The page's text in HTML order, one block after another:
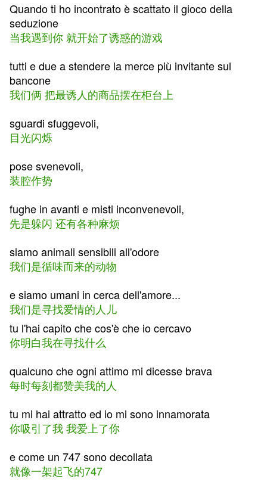
Quando ti ho incontrato è scattato il gioco della
seduzione
当我遇到你 就开始了诱惑的游戏
tutti e due a stendere la merce più invitante sul
bancone
我们俩 把最诱人的商品摆在柜台上
sguardi sfuggevoli,
目光闪烁
pose svenevoli,
装腔作势
fughe in avanti e misti inconvenevoli,
先是躲闪 还有各种麻烦
siamo animali sensibili all'odore
我们是循味而来的动物
e siamo umani in cerca dell'amore...
我们是寻找爱情的人儿
tu l'hai capito che cos'è che io cercavo
你明白我在寻找什么
qualcuno che ogni attimo mi dicesse brava
每时每刻都赞美我的人
tu mi hai attratto ed io mi sono innamorata
你吸引了我 我爱上了你
e come un 747 sono decollata
就像一架起飞的747